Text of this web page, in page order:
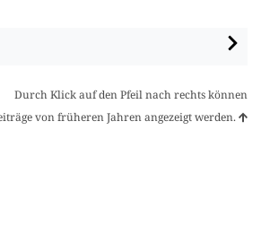
Durch Klick auf den Pfeil nach rechts können
von früheren Jahren angezeigt werden.